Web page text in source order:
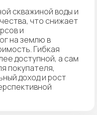
скважиной воды и
что снижает
и
на землю в
Гибкая
доступной, а сам
покупателя,
доход и рост